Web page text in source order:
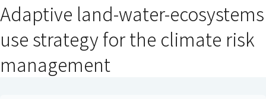
ウで開きます）
ンドウで開きます）
ウインドウで開きます）
Adaptive land-water-ecosystems
use strategy for the climate risk
management